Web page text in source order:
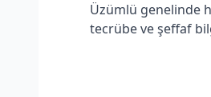
Üzümlü genelinde
tecrübe ve şeffaf